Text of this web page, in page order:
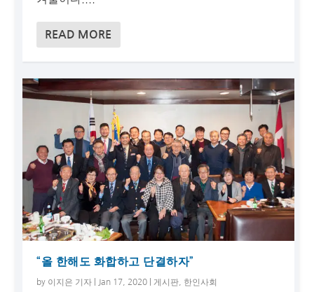
READ MORE
“올 한해도 화합하고 단결하자”
by 이지은 기자 Jan 17, 2020 게시판 한인사회